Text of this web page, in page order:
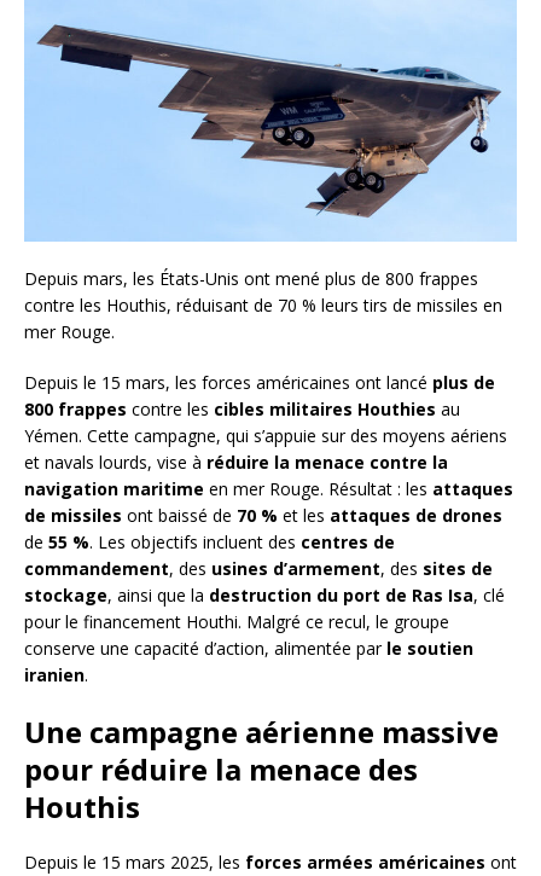
Depuis mars, les États-Unis ont mené plus de 800 frappes
contre les Houthis, réduisant de 70 % leurs tirs de missiles en
mer Rouge.
Depuis le 15 mars, les forces américaines ont lancé plus de
800 frappes contre les cibles militaires Houthies au
Yémen. Cette campagne, qui s’appuie sur des moyens aériens
et navals lourds, vise à réduire la menace contre la
navigation maritime en mer Rouge. Résultat : les attaques
de missiles ont baissé de 70 % et les attaques de drones
de 55 %. Les objectifs incluent des centres de
commandement, des usines d’armement, des sites de
stockage, ainsi que la destruction du port de Ras Isa, clé
pour le financement Houthi. Malgré ce recul, le groupe
conserve une capacité d’action, alimentée par le soutien
iranien.
Une campagne aérienne massive
pour réduire la menace des
Houthis
Depuis le 15 mars 2025, les forces armées américaines ont